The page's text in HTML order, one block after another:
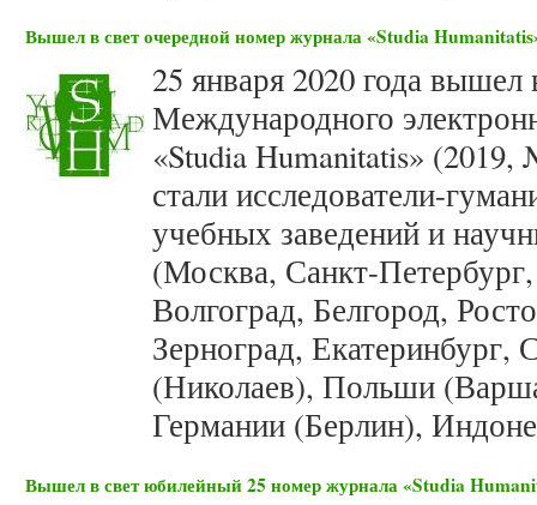
Вышел в свет очередной номер журнала «Studia
25 января 2020 года
Международного
«Studia Humanitatis»
стали исследователи-
учебных заведений и
(Москва, Санкт-
Волгоград, Белгород,
Зерноград,
(Николаев), Польши
Германии (Берлин),
Вышел в свет юбилейный 25 номер журнала «Studia